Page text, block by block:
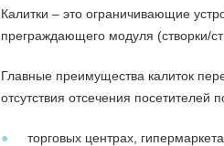
Калитки – это ограничивающие
преграждающего модуля (створки/
Главные преимущества калиток
отсутствия отсечения
торговых центрах,